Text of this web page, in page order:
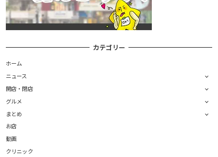
カテゴリー
ホーム
ニュース
開店・閉店
グルメ
まとめ
お店
動画
クリニック